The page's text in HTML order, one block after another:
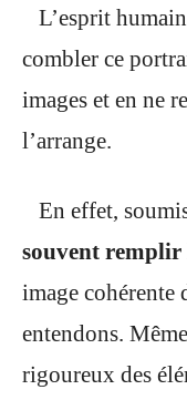
L’esprit
combler ce
images et en ne
l’arrange.
En effet,
souvent remplir
image cohérente
entendons.
rigoureux des